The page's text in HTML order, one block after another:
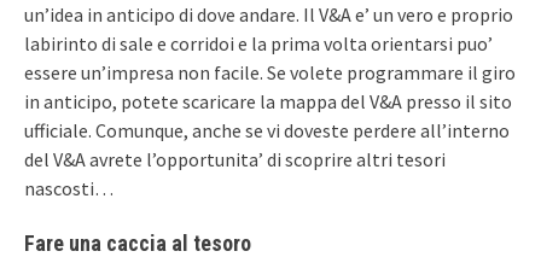
un’idea in anticipo di dove andare. Il V&A e’ un vero e proprio
labirinto di sale e corridoi e la prima volta orientarsi puo’
essere un’impresa non facile. Se volete programmare il giro
in anticipo, potete scaricare la mappa del V&A presso il sito
ufficiale. Comunque, anche se vi doveste perdere all’interno
del V&A avrete l’opportunita’ di scoprire altri tesori
nascosti…
Fare una caccia al tesoro